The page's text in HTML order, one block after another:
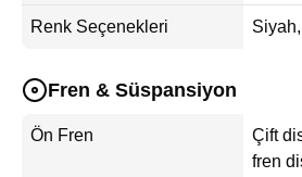
Renk Seçenekleri Siyah,
Fren & Süspansiyon
Ön Fren
Çift
fren